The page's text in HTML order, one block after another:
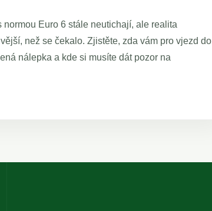
Euro 6 stále neutichají, ale realita
než se čekalo. Zjistěte, zda vám pro vjezd do
nálepka a kde si musíte dát pozor na